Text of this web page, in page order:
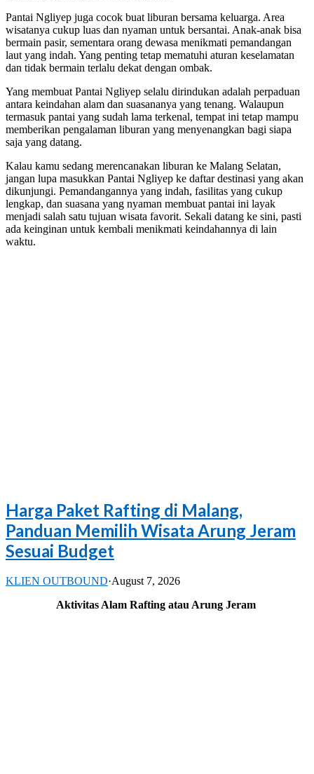
Pantai Ngliyep juga cocok buat liburan bersama keluarga. Area
wisatanya cukup luas dan nyaman untuk bersantai. Anak-anak bisa
bermain pasir, sementara orang dewasa menikmati pemandangan
laut yang indah. Yang penting tetap mematuhi aturan keselamatan
dan tidak bermain terlalu dekat dengan ombak.
Yang membuat Pantai Ngliyep selalu dirindukan adalah perpaduan
antara keindahan alam dan suasananya yang tenang. Walaupun
termasuk pantai yang sudah lama terkenal, tempat ini tetap mampu
memberikan pengalaman liburan yang menyenangkan bagi siapa
saja yang datang.
Kalau kamu sedang merencanakan liburan ke Malang Selatan,
jangan lupa masukkan Pantai Ngliyep ke daftar destinasi yang akan
dikunjungi. Pemandangannya yang indah, fasilitas yang cukup
lengkap, dan suasana yang nyaman membuat pantai ini layak
menjadi salah satu tujuan wisata favorit. Sekali datang ke sini, pasti
ada keinginan untuk kembali menikmati keindahannya di lain
waktu.
Harga Paket Rafting di Malang,
Panduan Memilih Wisata Arung Jeram
Sesuai Budget
KLIEN OUTBOUND·August 7, 2026
Aktivitas Alam Rafting atau Arung Jeram